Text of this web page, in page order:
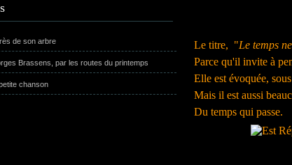
de son arbre
Brassens, par les routes du printemps
chanson
Le titre, "Le temps
Parce qu'il invite à
Elle est évoquée,
Mais il est aussi
Du temps qui passe.